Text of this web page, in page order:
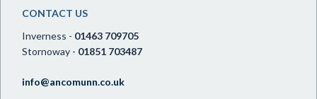
CONTACT US
Inverness - 01463 709705
Stornoway - 01851 703487
info@ancomunn.co.uk